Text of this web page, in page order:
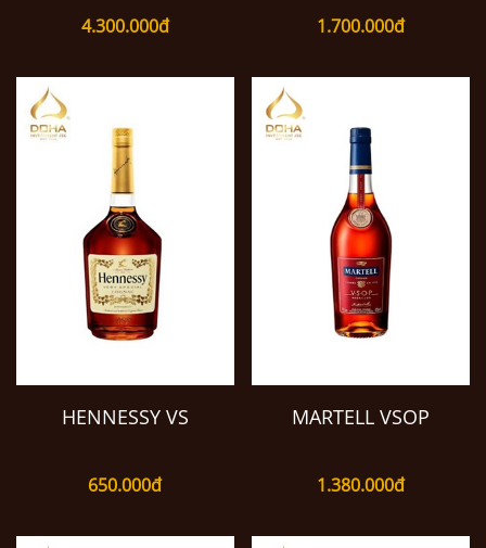
4.300.000đ 1.700.000đ
HENNESSY VS
650.000đ
MARTELL VSOP
1.380.000đ